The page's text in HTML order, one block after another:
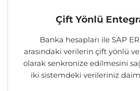
Çift Yönlü
Banka hesapları ile SAP
arasındaki verilerin çift yönlü
olarak senkronize edilmesini
iki sistemdeki verileriniz